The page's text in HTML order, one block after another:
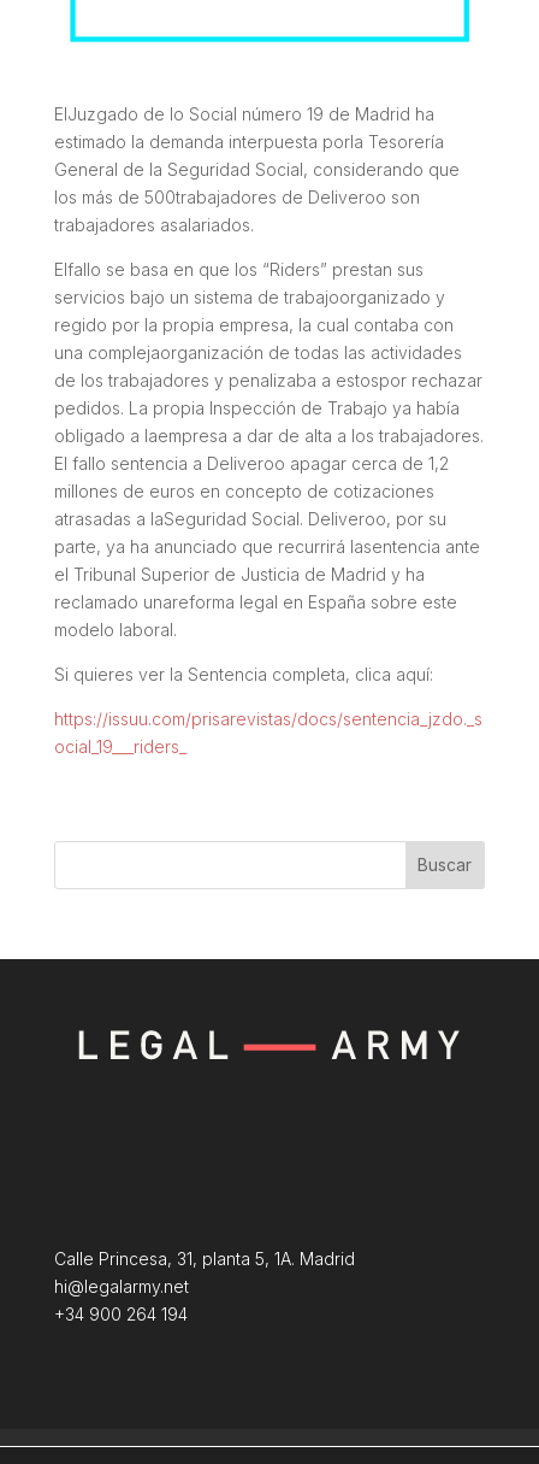
ElJuzgado de lo Social número 19 de Madrid ha
estimado la demanda interpuesta porla Tesorería
General de la Seguridad Social, considerando que
los más de 500trabajadores de Deliveroo son
trabajadores asalariados.
Elfallo se basa en que los “Riders” prestan sus
servicios bajo un sistema de trabajoorganizado y
regido por la propia empresa, la cual contaba con
una complejaorganización de todas las actividades
de los trabajadores y penalizaba a estospor rechazar
pedidos. La propia Inspección de Trabajo ya había
obligado a laempresa a dar de alta a los trabajadores.
El fallo sentencia a Deliveroo apagar cerca de 1,2
millones de euros en concepto de cotizaciones
atrasadas a laSeguridad Social. Deliveroo, por su
parte, ya ha anunciado que recurrirá lasentencia ante
el Tribunal Superior de Justicia de Madrid y ha
reclamado unareforma legal en España sobre este
modelo laboral.
Si quieres ver la Sentencia completa, clica aquí:
https://issuu.com/prisarevistas/docs/sentencia_jzdo._s
ocial_19___riders_
Buscar
Calle Princesa, 31, planta 5, 1A. Madrid
hi@legalarmy.net
+34 900 264 194